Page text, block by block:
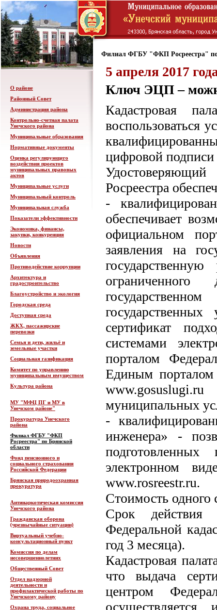
О районе
Районный Совет
Администрация района
Контрольно-счетная палата
Унечского района
Муниципальные образования
Нормативные документы
Оценка регулирующего
воздействия проектов
муниципальных правовых
актов
Муниципальные услуги
Муниципальный контроль
Муниципальная служба
Показатели эффективности
Экономика, финансы,
закупки, конкуренция
Новости
Объявления
Противодействие коррупции
Архитектура и
градостроительство
Благоустройство и экология
Городская среда
Доступная среда
ЖКХ, пассажирские
перевозки
Семья и дети, жильё и
земельные участки
Социальная газификация
Комитет по управлению
муниципальным имуществом
Культура района
МУ "МФЦ ПГ и МУ в
Унечском районе"
Прокуратура Унечского
района
Филиал ФГБУ "ФКП
Росреестра" по Брянской
области
Фонд пенсионного и
социального страхования
Российской Федерации
Брянская природоохранная
прокуратура
Антинаркотическая комиссия
Унечского района
Гражданская оборона
(чрезвычайные ситуации)
Виртуальный учебно-
консультационный пункт
Комиссия по делам
несовершеннолетних
Общественный Совет
Отдел надзорной
деятельности и
профилактической работы по
Унечскому району
Охрана труда, социальное
Филиал ФГБУ "ФКП Росреестра" по
5 апреля 2017
Ключ ЭЦП –
Кадастровая
воспользоваться
цифровой
Удостоверяющий
Росреестра
-
обеспечивает
официальном
заявления на
сертификат
системами
порталом
Единым порталом
муниципальных
-
инженера» -
электронном
www.rosreestr.ru.
Стоимость одного
Срок действия
Федеральной
год 3 месяца).
Кадастровая
что выдача
центром